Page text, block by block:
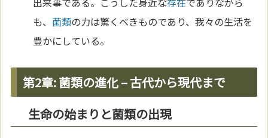
も、 菌類の力は驚くべきものであり、我々の生活を
豊かにしている。
第2章: 菌類の進化 – 古代から現代まで
生命の始まりと菌類の出現